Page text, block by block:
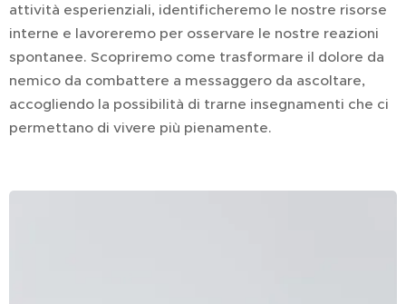
attività esperienziali, identificheremo le nostre risorse
interne e lavoreremo per osservare le nostre reazioni
spontanee. Scopriremo come trasformare il dolore da
nemico da combattere a messaggero da ascoltare,
accogliendo la possibilità di trarne insegnamenti che ci
permettano di vivere più pienamente.